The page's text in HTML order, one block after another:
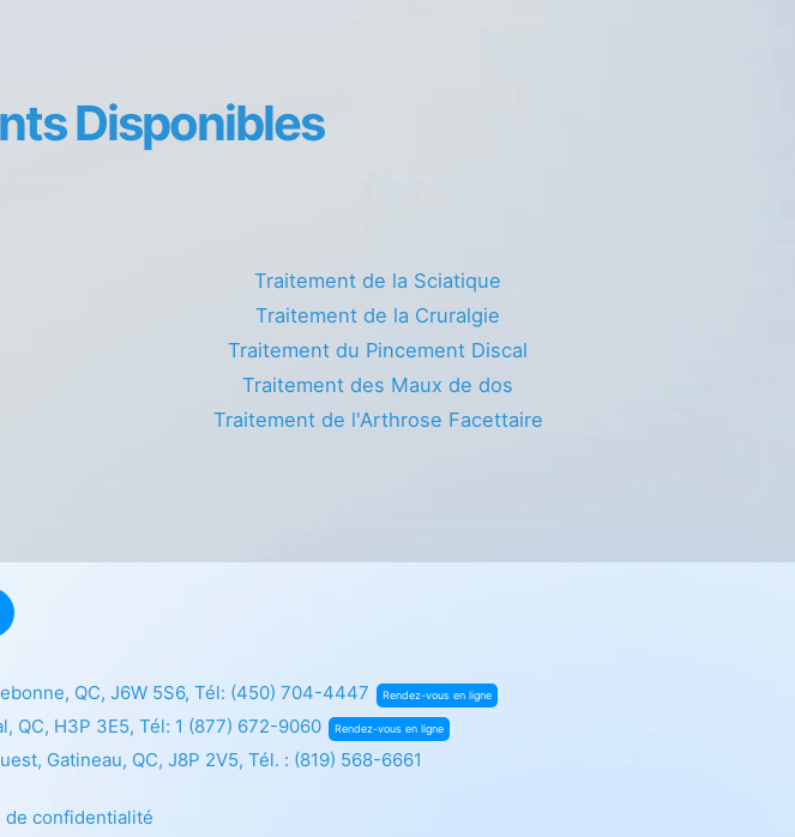
Disponibles
Traitement de la Sciatique
Traitement de la Cruralgie
Traitement du Pincement Discal
Traitement des Maux de dos
Traitement de l'Arthrose Facettaire
QC, J6W 5S6, Tél: (450) 704-4447 Rendez-vous en ligne
QC, H3P 3E5, Tél: 1 (877) 672-9060 Rendez-vous en ligne
Gatineau, QC, J8P 2V5, Tél. : (819) 568-6661
de confidentialité